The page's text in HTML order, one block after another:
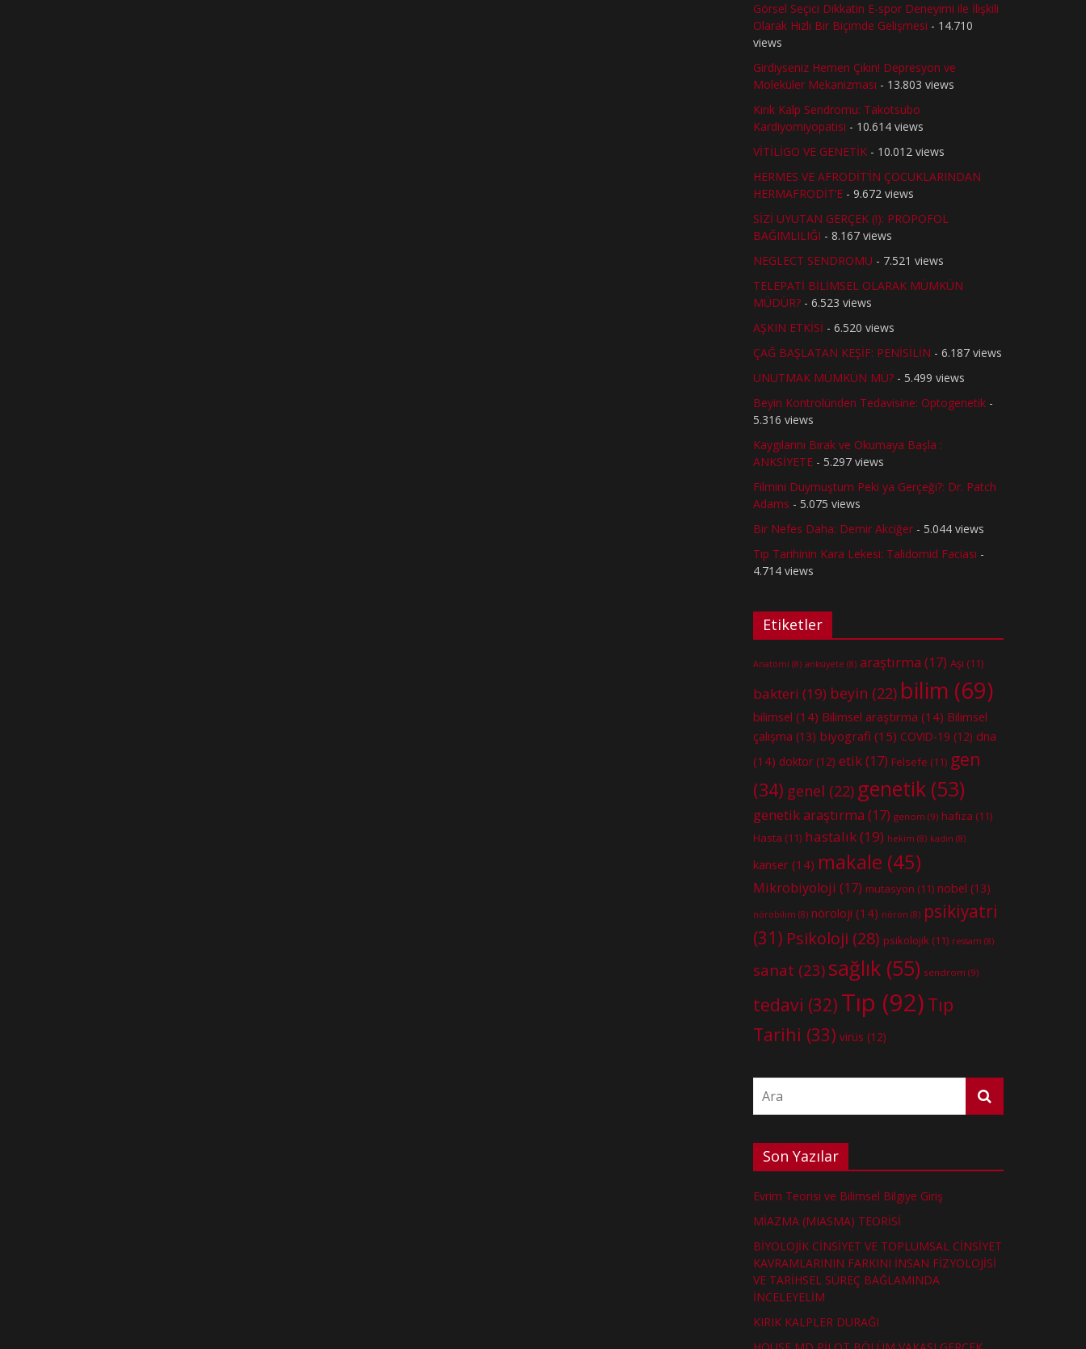
Görsel Seçici Dikkatin E-spor Deneyimi ile İlişkili
Olarak Hızlı Bir Biçimde Gelişmesi - 14.710
views
Girdiyseniz Hemen Çıkın! Depresyon ve
Moleküler Mekanizması - 13.803 views
Kırık Kalp Sendromu: Takotsubo
Kardiyomiyopatisi - 10.614 views
VİTİLİGO VE GENETİK - 10.012 views
HERMES VE AFRODİT’İN ÇOCUKLARINDAN
HERMAFRODİT’E - 9.672 views
SİZİ UYUTAN GERÇEK (!): PROPOFOL
BAĞIMLILIĞI - 8.167 views
NEGLECT SENDROMU - 7.521 views
TELEPATİ BİLİMSEL OLARAK MÜMKÜN
MÜDÜR? - 6.523 views
AŞKIN ETKİSİ - 6.520 views
ÇAĞ BAŞLATAN KEŞİF: PENİSİLİN - 6.187 views
UNUTMAK MÜMKÜN MÜ? - 5.499 views
Beyin Kontrolünden Tedavisine: Optogenetik -
5.316 views
Kaygılarını Bırak ve Okumaya Başla :
ANKSİYETE - 5.297 views
Filmini Duymuştum Peki ya Gerçeği?: Dr. Patch
Adams - 5.075 views
Bir Nefes Daha: Demir Akciğer - 5.044 views
Tıp Tarihinin Kara Lekesi: Talidomid Faciası -
4.714 views
Etiketler
Anatomi (8) anksiyete (8) araştırma (17) Aşı (11)
bakteri (19) beyin (22) bilim (69)
bilimsel (14) Bilimsel araştırma (14) Bilimsel
çalışma (13) biyografi (15) COVID-19 (12) dna
(14) doktor (12) etik(17) Felsefe (11) gen
(34) genel (22) genetik (53)
genetik araştırma (17) genom (9) hafıza (11)
Hasta (11) hastalık(19) hekim (8) kadın (8)
kanser (14) makale (45)
Mikrobiyoloji (17) mutasyon (11) nobel (13)
nörobilim (8) nöroloji (14) nöron (8) psikiyatri
(31) Psikoloji (28) psikolojik (11) ressam (8)
sanat (23) sağlık (55) sendrom (9)
tedavi (32) Tıp (92) Tıp
Tarihi (33) virüs (12)
Son Yazılar
Evrim Teorisi ve Bilimsel Bilgiye Giriş
MİAZMA (MIASMA) TEORİSİ
BİYOLOJİK CİNSİYET VE TOPLUMSAL CİNSİYET
KAVRAMLARININ FARKINI İNSAN FİZYOLOJİSİ
VE TARİHSEL SÜREÇ BAĞLAMINDA
İNCELEYELİM
KIRIK KALPLER DURAĞI